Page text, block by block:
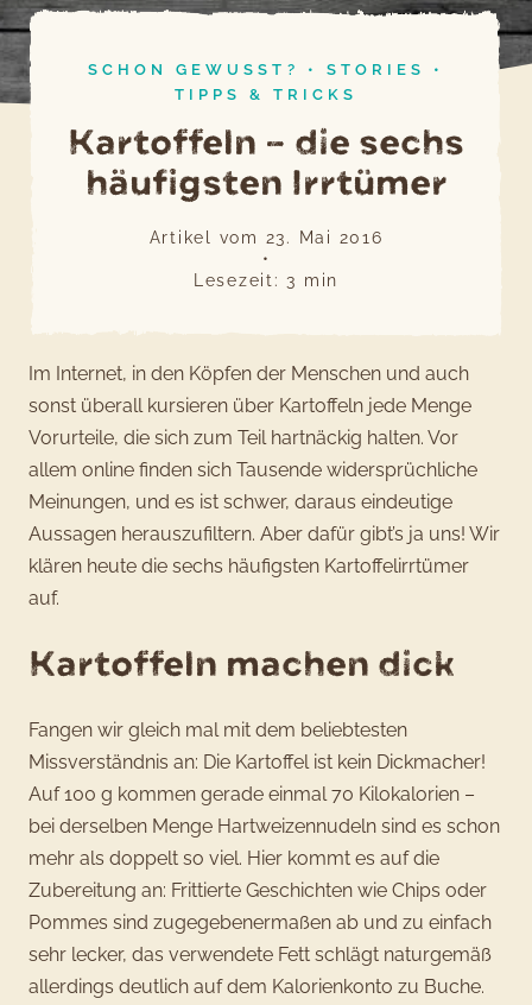
SCHON GEWUSST? • STORIES
•
TIPPS & TRICKS
Kartoffeln – die sechs
häufigsten Irrtümer
Artikel vom 23. Mai 2016
•
Lesezeit: 3 min
Im Internet, in den Köpfen der Menschen und auch
sonst überall kursieren über Kartoffeln jede Menge
Vorurteile, die sich zum Teil hartnäckig halten. Vor
allem online finden sich Tausende widersprüchliche
Meinungen, und es ist schwer, daraus eindeutige
Aussagen herauszufiltern. Aber dafür gibt’s ja uns! Wir
klären heute die sechs häufigsten Kartoffelirrtümer
auf.
Kartoffeln machen dick
Fangen wir gleich mal mit dem beliebtesten
Missverständnis an: Die Kartoffel ist kein Dickmacher!
Auf 100 g kommen gerade einmal 70 Kilokalorien –
bei derselben Menge Hartweizennudeln sind es schon
mehr als doppelt so viel. Hier kommt es auf die
Zubereitung an: Frittierte Geschichten wie Chips oder
Pommes sind zugegebenermaßen ab und zu einfach
sehr lecker, das verwendete Fett schlägt naturgemäß
allerdings deutlich auf dem Kalorienkonto zu Buche.